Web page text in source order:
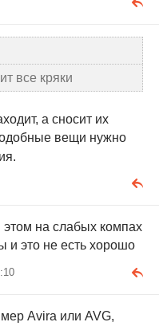
все кряки
а сносит их
вещи нужно
на слабых компах
и это не есть хорошо
Avira или AVG,